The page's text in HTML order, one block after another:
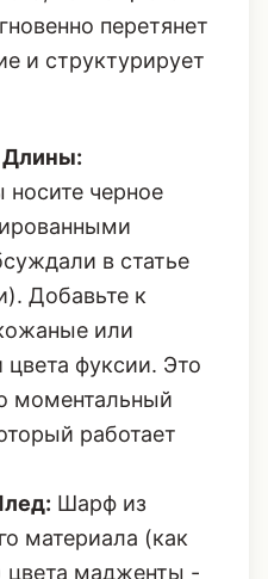
(хотя, если вы
я только
но мощного
и структурирует
Длины:
черное
в статье
). Добавьте к
или
фуксии. Это
моментальный
работает